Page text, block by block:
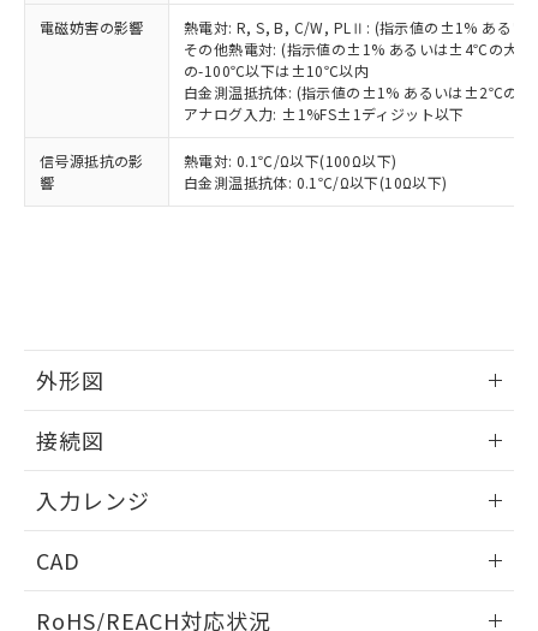
電磁妨害の影響
熱電対: R, S, B, C/W, PLⅡ: (指示値の±1% ある
その他熱電対: (指示値の±1% あるいは±4℃の大き
の-100℃以下は±10℃以内
白金測温抵抗体: (指示値の±1% あるいは±2℃の大
アナログ入力: ±1%FS±1ディジット以下
信号源抵抗の影
響
熱電対: 0.1℃/Ω以下(100Ω以下)
白金測温抵抗体: 0.1℃/Ω以下(10Ω以下)
外形図
接続図
入力レンジ
CAD
RoHS/REACH対応状況